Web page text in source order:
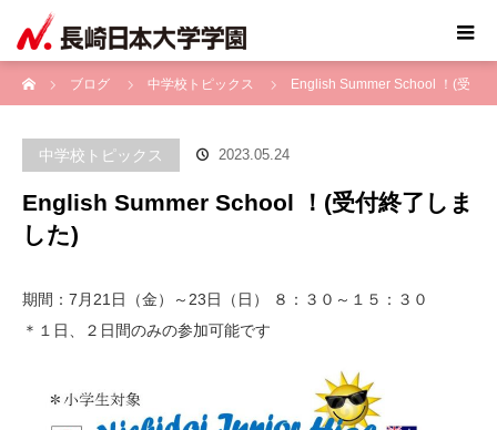
ブログ
中学校トピックス English Summer School ！(受
中学校トピックス 2023.05.24
English Summer School ！(受付終了しま
した)
期間：7月21日（金）～23日（日） ８：３０～１５：３０
＊１日、２日間のみの参加可能です